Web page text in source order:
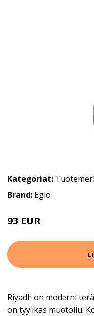
Kategoriat:
Brand: Eglo
93 EUR
Riyadh on moderni
on tyylikäs muotoilu.